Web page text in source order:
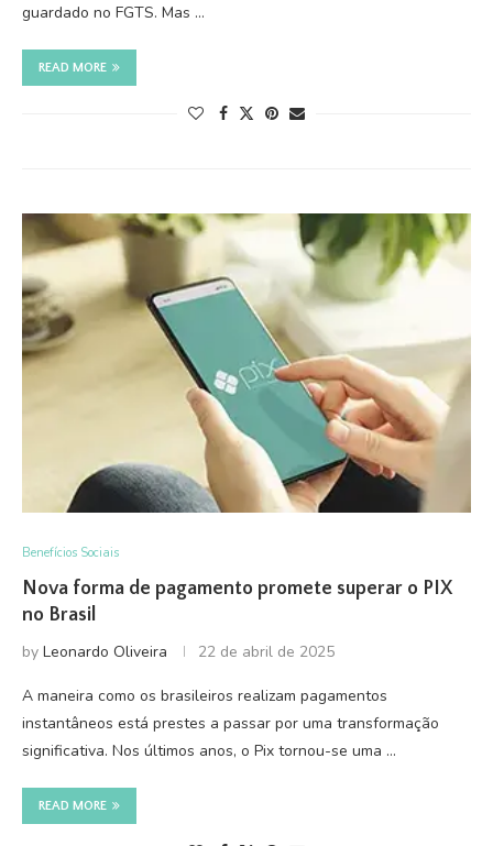
guardado no FGTS. Mas …
READ MORE
Benefícios Sociais
Nova forma de pagamento promete superar o PIX
no Brasil
by Leonardo Oliveira 22 de abril de 2025
A maneira como os brasileiros realizam pagamentos
instantâneos está prestes a passar por uma transformação
significativa. Nos últimos anos, o Pix tornou-se uma …
READ MORE